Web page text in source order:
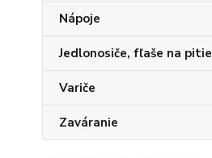
Nápoje
Jedlonosiče, fľaše na pitie
Variče
Zaváranie